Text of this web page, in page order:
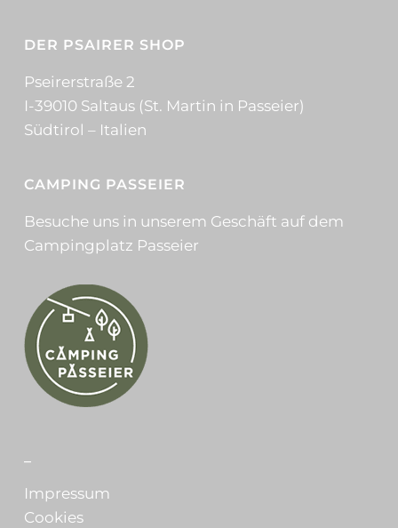
DER PSAIRER SHOP
Pseirerstraße 2
I-39010 Saltaus (St. Martin in Passeier)
Südtirol – Italien
CAMPING PASSEIER
Besuche uns in unserem Geschäft auf dem
Campingplatz Passeier
Impressum
Cookies